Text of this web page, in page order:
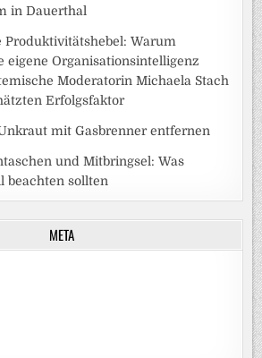
in Dauerthal
Produktivitätshebel: Warum
eigene Organisationsintelligenz
Moderatorin Michaela Stach
Erfolgsfaktor
mit Gasbrenner entfernen
und Mitbringsel: Was
beachten sollten
META